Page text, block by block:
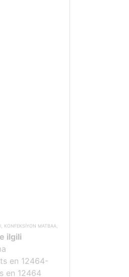
KONFEKSİYON MATBAA,
ilgili
en 12464-
en 12464